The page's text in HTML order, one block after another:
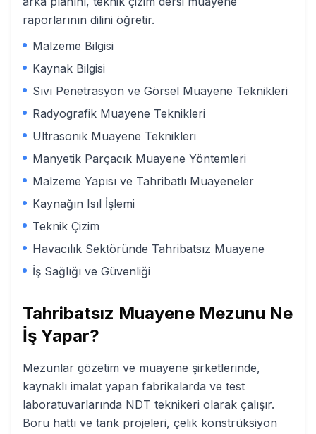
raporlarının dilini öğretir.
Malzeme Bilgisi
Kaynak Bilgisi
Sıvı Penetrasyon ve Görsel Muayene Teknikleri
Radyografik Muayene Teknikleri
Ultrasonik Muayene Teknikleri
Manyetik Parçacık Muayene Yöntemleri
Malzeme Yapısı ve Tahribatlı Muayeneler
Kaynağın Isıl İşlemi
Teknik Çizim
Havacılık Sektöründe Tahribatsız Muayene
İş Sağlığı ve Güvenliği
Tahribatsız Muayene Mezunu Ne
İş Yapar?
Mezunlar gözetim ve muayene şirketlerinde,
kaynaklı imalat yapan fabrikalarda ve test
laboratuvarlarında NDT teknikeri olarak çalışır.
Boru hattı ve tank projeleri, çelik konstrüksiyon